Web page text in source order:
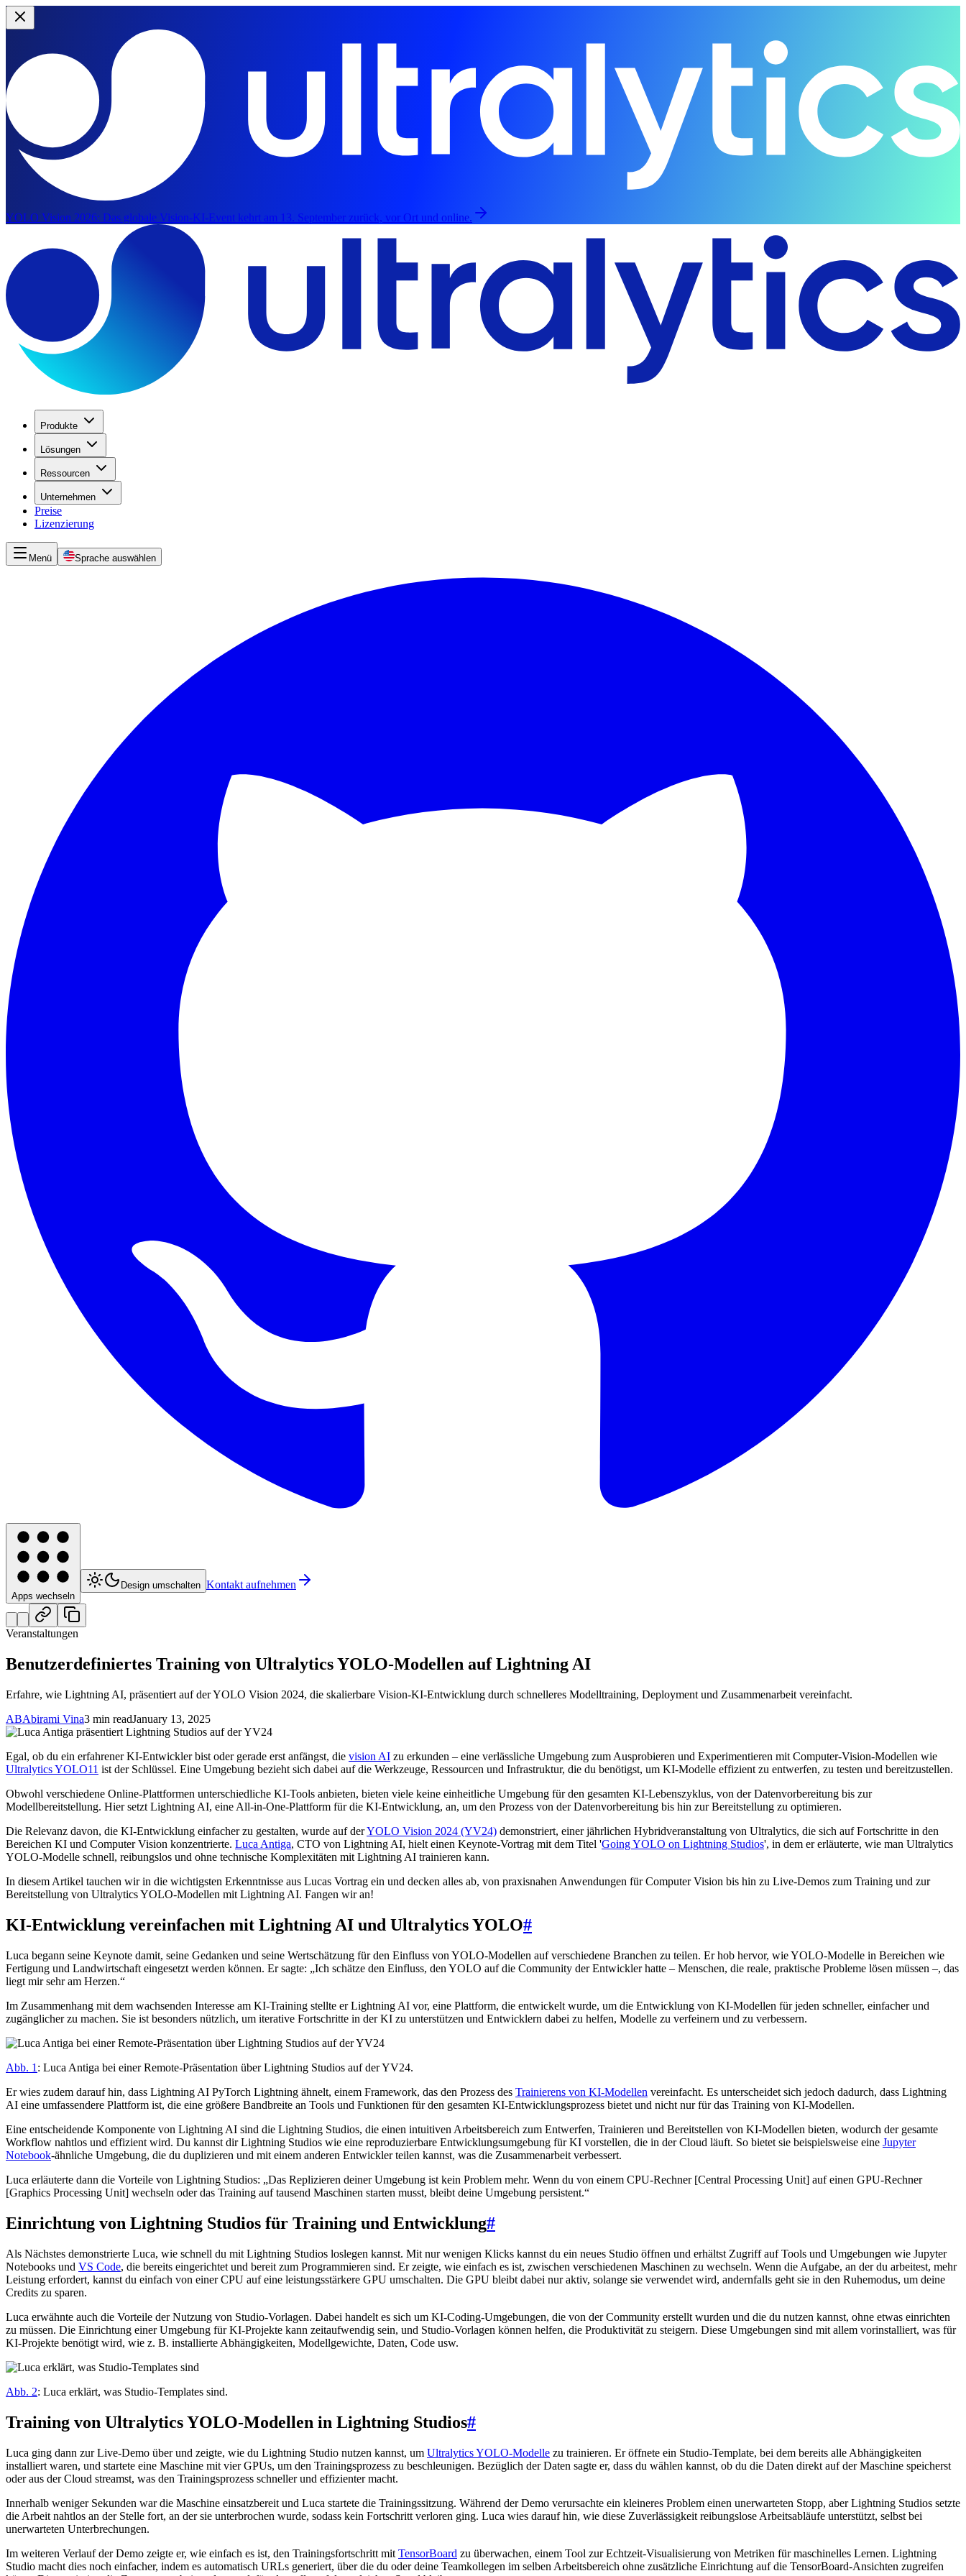
YOLO Vision 2026: Das globale Vision-KI-Event kehrt am 13. September zurück, vor Ort und online.
Produkte
Lösungen
Ressourcen
Unternehmen
Preise
Lizenzierung
Menü Sprache auswählen
Apps wechseln
Design umschalten Kontakt aufnehmen
Veranstaltungen
Benutzerdefiniertes Training von Ultralytics YOLO-Modellen auf Lightning AI
Erfahre, wie Lightning AI, präsentiert auf der YOLO Vision 2024, die skalierbare Vision-KI-Entwicklung durch schnelleres Modelltraining, Deployment und Zusammenarbeit vereinfacht.
ABAbirami Vina3 min readJanuary 13, 2025
Egal, ob du ein erfahrener KI-Entwickler bist oder gerade erst anfängst, die vision AI zu erkunden – eine verlässliche Umgebung zum Ausprobieren und Experimentieren mit Computer-Vision-Modellen wie
Ultralytics YOLO11 ist der Schlüssel. Eine Umgebung bezieht sich dabei auf die Werkzeuge, Ressourcen und Infrastruktur, die du benötigst, um KI-Modelle effizient zu entwerfen, zu testen und bereitzustellen.
Obwohl verschiedene Online-Plattformen unterschiedliche KI-Tools anbieten, bieten viele keine einheitliche Umgebung für den gesamten KI-Lebenszyklus, von der Datenvorbereitung bis zur
Modellbereitstellung. Hier setzt Lightning AI, eine All-in-One-Plattform für die KI-Entwicklung, an, um den Prozess von der Datenvorbereitung bis hin zur Bereitstellung zu optimieren.
Die Relevanz davon, die KI-Entwicklung einfacher zu gestalten, wurde auf derYOLO Vision 2024 (YV24) demonstriert, einer jährlichen Hybridveranstaltung von Ultralytics, die sich auf Fortschritte in den
Bereichen KI und Computer Vision konzentrierte. Luca Antiga, CTO von Lightning AI, hielt einen Keynote-Vortrag mit dem Titel 'Going YOLO on Lightning Studios', in dem er erläuterte, wie man Ultralytics
YOLO-Modelle schnell, reibungslos und ohne technische Komplexitäten mit Lightning AI trainieren kann.
In diesem Artikel tauchen wir in die wichtigsten Erkenntnisse aus Lucas Vortrag ein und decken alles ab, von praxisnahen Anwendungen für Computer Vision bis hin zu Live-Demos zum Training und zur
Bereitstellung von Ultralytics YOLO-Modellen mit Lightning AI. Fangen wir an!
KI-Entwicklung vereinfachen mit Lightning AI und Ultralytics YOLO#
Luca begann seine Keynote damit, seine Gedanken und seine Wertschätzung für den Einfluss von YOLO-Modellen auf verschiedene Branchen zu teilen. Er hob hervor, wie YOLO-Modelle in Bereichen wie
Fertigung und Landwirtschaft eingesetzt werden können. Er sagte: „Ich schätze den Einfluss, den YOLO auf die Community der Entwickler hatte – Menschen, die reale, praktische Probleme lösen müssen –, das
liegt mir sehr am Herzen.“
Im Zusammenhang mit dem wachsenden Interesse am KI-Training stellte er Lightning AI vor, eine Plattform, die entwickelt wurde, um die Entwicklung von KI-Modellen für jeden schneller, einfacher und
zugänglicher zu machen. Sie ist besonders nützlich, um iterative Fortschritte in der KI zu unterstützen und Entwicklern dabei zu helfen, Modelle zu verfeinern und zu verbessern.
Abb. 1 : Luca Antiga bei einer Remote-Präsentation über Lightning Studios auf der YV24.
Er wies zudem darauf hin, dass Lightning AI PyTorch Lightning ähnelt, einem Framework, das den Prozess des Trainierens von KI-Modellen vereinfacht. Es unterscheidet sich jedoch dadurch, dass Lightning
AI eine umfassendere Plattform ist, die eine größere Bandbreite an Tools und Funktionen für den gesamten KI-Entwicklungsprozess bietet und nicht nur für das Training von KI-Modellen.
Eine entscheidende Komponente von Lightning AI sind die Lightning Studios, die einen intuitiven Arbeitsbereich zum Entwerfen, Trainieren und Bereitstellen von KI-Modellen bieten, wodurch der gesamte
Workflow nahtlos und effizient wird. Du kannst dir Lightning Studios wie eine reproduzierbare Entwicklungsumgebung für KI vorstellen, die in der Cloud läuft. So bietet sie beispielsweise eine Jupyter
Notebook-ähnliche Umgebung, die du duplizieren und mit einem anderen Entwickler teilen kannst, was die Zusammenarbeit verbessert.
Luca erläuterte dann die Vorteile von Lightning Studios: „Das Replizieren deiner Umgebung ist kein Problem mehr. Wenn du von einem CPU-Rechner [Central Processing Unit] auf einen GPU-Rechner
[Graphics Processing Unit] wechseln oder das Training auf tausend Maschinen starten musst, bleibt deine Umgebung persistent.“
Einrichtung von Lightning Studios für Training und Entwicklung#
Als Nächstes demonstrierte Luca, wie schnell du mit Lightning Studios loslegen kannst. Mit nur wenigen Klicks kannst du ein neues Studio öffnen und erhältst Zugriff auf Tools und Umgebungen wie Jupyter
Notebooks und VS Code, die bereits eingerichtet und bereit zum Programmieren sind. Er zeigte, wie einfach es ist, zwischen verschiedenen Maschinen zu wechseln. Wenn die Aufgabe, an der du arbeitest, mehr
Leistung erfordert, kannst du einfach von einer CPU auf eine leistungsstärkere GPU umschalten. Die GPU bleibt dabei nur aktiv, solange sie verwendet wird, andernfalls geht sie in den Ruhemodus, um deine
Credits zu sparen.
Luca erwähnte auch die Vorteile der Nutzung von Studio-Vorlagen. Dabei handelt es sich um KI-Coding-Umgebungen, die von der Community erstellt wurden und die du nutzen kannst, ohne etwas einrichten
zu müssen. Die Einrichtung einer Umgebung für KI-Projekte kann zeitaufwendig sein, und Studio-Vorlagen können helfen, die Produktivität zu steigern. Diese Umgebungen sind mit allem vorinstalliert, was für
KI-Projekte benötigt wird, wie z. B. installierte Abhängigkeiten, Modellgewichte, Daten, Code usw.
Abb. 2: Luca erklärt, was Studio-Templates sind.
Training von Ultralytics YOLO-Modellen in Lightning Studios#
Luca ging dann zur Live-Demo über und zeigte, wie du Lightning Studio nutzen kannst, um Ultralytics YOLO-Modelle zu trainieren. Er öffnete ein Studio-Template, bei dem bereits alle Abhängigkeiten
installiert waren, und startete eine Maschine mit vier GPUs, um den Trainingsprozess zu beschleunigen. Bezüglich der Daten sagte er, dass du wählen kannst, ob du die Daten direkt auf der Maschine speicherst
oder aus der Cloud streamst, was den Trainingsprozess schneller und effizienter macht.
Innerhalb weniger Sekunden war die Maschine einsatzbereit und Luca startete die Trainingssitzung. Während der Demo verursachte ein kleineres Problem einen unerwarteten Stopp, aber Lightning Studios setzte
die Arbeit nahtlos an der Stelle fort, an der sie unterbrochen wurde, sodass kein Fortschritt verloren ging. Luca wies darauf hin, wie diese Zuverlässigkeit reibungslose Arbeitsabläufe unterstützt, selbst bei
unerwarteten Unterbrechungen.
Im weiteren Verlauf der Demo zeigte er, wie einfach es ist, den Trainingsfortschritt mit TensorBoard zu überwachen, einem Tool zur Echtzeit-Visualisierung von Metriken für maschinelles Lernen. Lightning
Studio macht dies noch einfacher, indem es automatisch URLs generiert, über die du oder deine Teamkollegen im selben Arbeitsbereich ohne zusätzliche Einrichtung auf die TensorBoard-Ansichten zugreifen